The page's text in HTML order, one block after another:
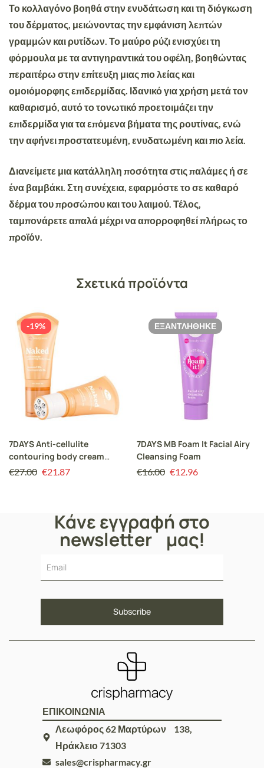
Το κολλαγόνο βοηθά στην ενυδάτωση και τη διόγκωση
του δέρματος, μειώνοντας την εμφάνιση λεπτών
γραμμών και ρυτίδων. Το μαύρο ρύζι ενισχύει τη
φόρμουλα με τα αντιγηραντικά του οφέλη, βοηθώντας
περαιτέρω στην επίτευξη μιας πιο λείας και
ομοιόμορφης επιδερμίδας. Ιδανικό για χρήση μετά τον
καθαρισμό, αυτό το τονωτικό προετοιμάζει την
επιδερμίδα για τα επόμενα βήματα της ρουτίνας, ενώ
την αφήνει προστατευμένη, ενυδατωμένη και πιο λεία.
Διανείμετε μια κατάλληλη ποσότητα στις παλάμες ή σε
ένα βαμβάκι. Στη συνέχεια, εφαρμόστε το σε καθαρό
δέρμα του προσώπου και του λαιμού. Τέλος,
ταμπονάρετε απαλά μέχρι να απορροφηθεί πλήρως το
προϊόν.
Σχετικά προϊόντα
-19%
7DAYS Anti-cellulite
contouring body cream
NAKED
€27.00 €21.87
ΕΞΑΝΤΛΉΘΗΚΕ
7DAYS MB Foam It Facial Airy
Cleansing Foam
€16.00 €12.96
Κάνε εγγραφή στο
newsletter μας!
ΕΠΙΚΟΙΝΩΝΙΑ
Λεωφόρος 62 Μαρτύρων 138,
Ηράκλειο 71303
sales@crispharmacy.gr